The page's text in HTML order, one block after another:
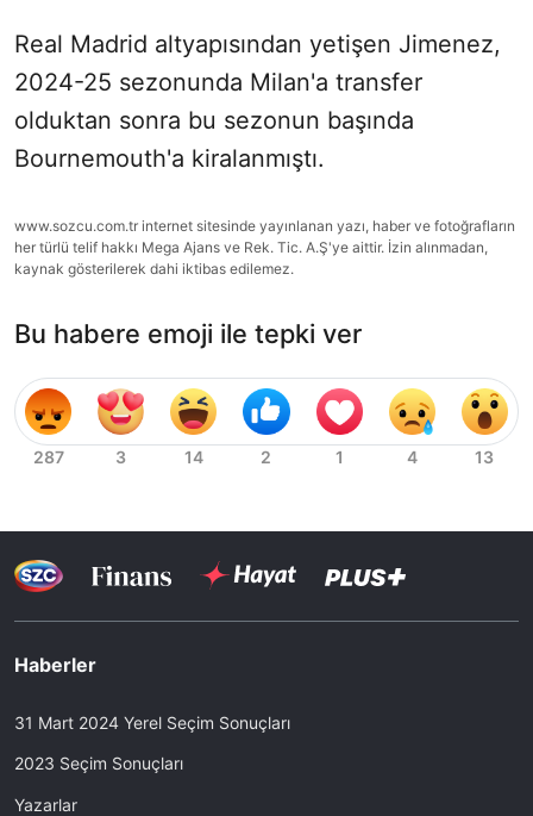
Real Madrid altyapısından yetişen Jimenez,
2024-25 sezonunda Milan'a transfer
olduktan sonra bu sezonun başında
Bournemouth'a kiralanmıştı.
www.sozcu.com.tr internet sitesinde yayınlanan yazı, haber ve fotoğrafların
her türlü telif hakkı Mega Ajans ve Rek. Tic. A.Ş'ye aittir. İzin alınmadan,
kaynak gösterilerek dahi iktibas edilemez.
Bu habere emoji ile tepki ver
Haberler
31 Mart 2024 Yerel Seçim Sonuçları
2023 Seçim Sonuçları
Yazarlar